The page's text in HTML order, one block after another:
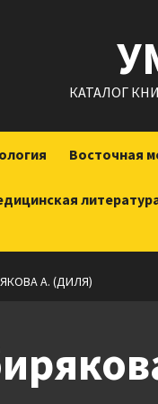
КАТАЛОГ
Восточная
А. (ДИЛЯ)